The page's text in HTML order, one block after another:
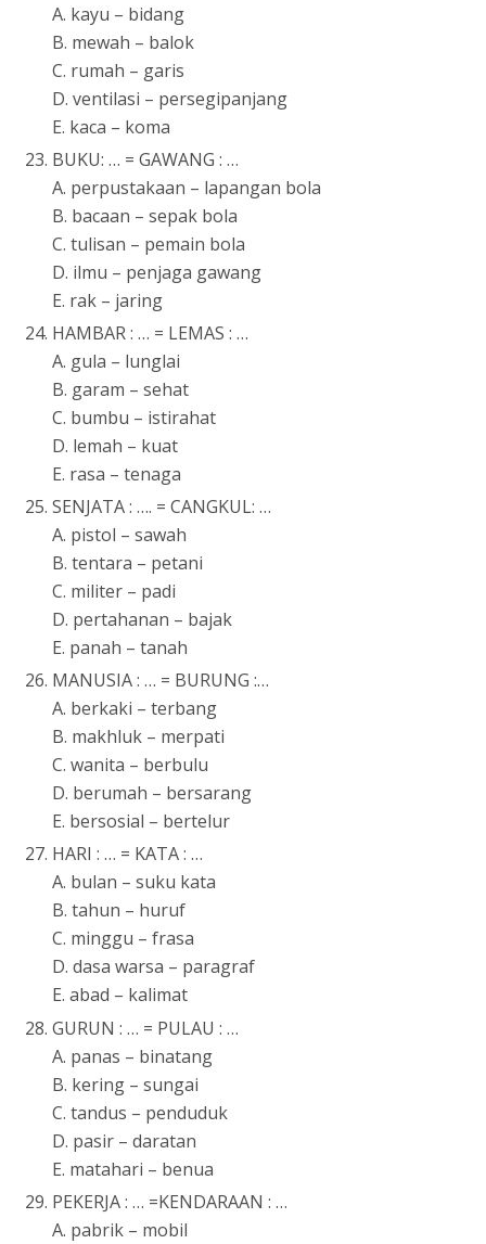
A. kayu – bidang
B. mewah – balok
C. rumah – garis
D. ventilasi – persegipanjang
E. kaca – koma
BUKU: … = GAWANG : …
A. perpustakaan – lapangan bola
B. bacaan – sepak bola
C. tulisan – pemain bola
D. ilmu – penjaga gawang
E. rak – jaring
HAMBAR : … = LEMAS : …
A. gula – lunglai
B. garam – sehat
C. bumbu – istirahat
D. lemah – kuat
E. rasa – tenaga
SENJATA : …. = CANGKUL: …
A. pistol – sawah
B. tentara – petani
C. militer – padi
D. pertahanan – bajak
E. panah – tanah
MANUSIA : … = BURUNG :…
A. berkaki – terbang
B. makhluk – merpati
C. wanita – berbulu
D. berumah – bersarang
E. bersosial – bertelur
HARI : … = KATA : …
A. bulan – suku kata
B. tahun – huruf
C. minggu – frasa
D. dasa warsa – paragraf
E. abad – kalimat
GURUN : … = PULAU : …
A. panas – binatang
B. kering – sungai
C. tandus – penduduk
D. pasir – daratan
E. matahari – benua
PEKERJA : … =KENDARAAN : …
A. pabrik – mobil